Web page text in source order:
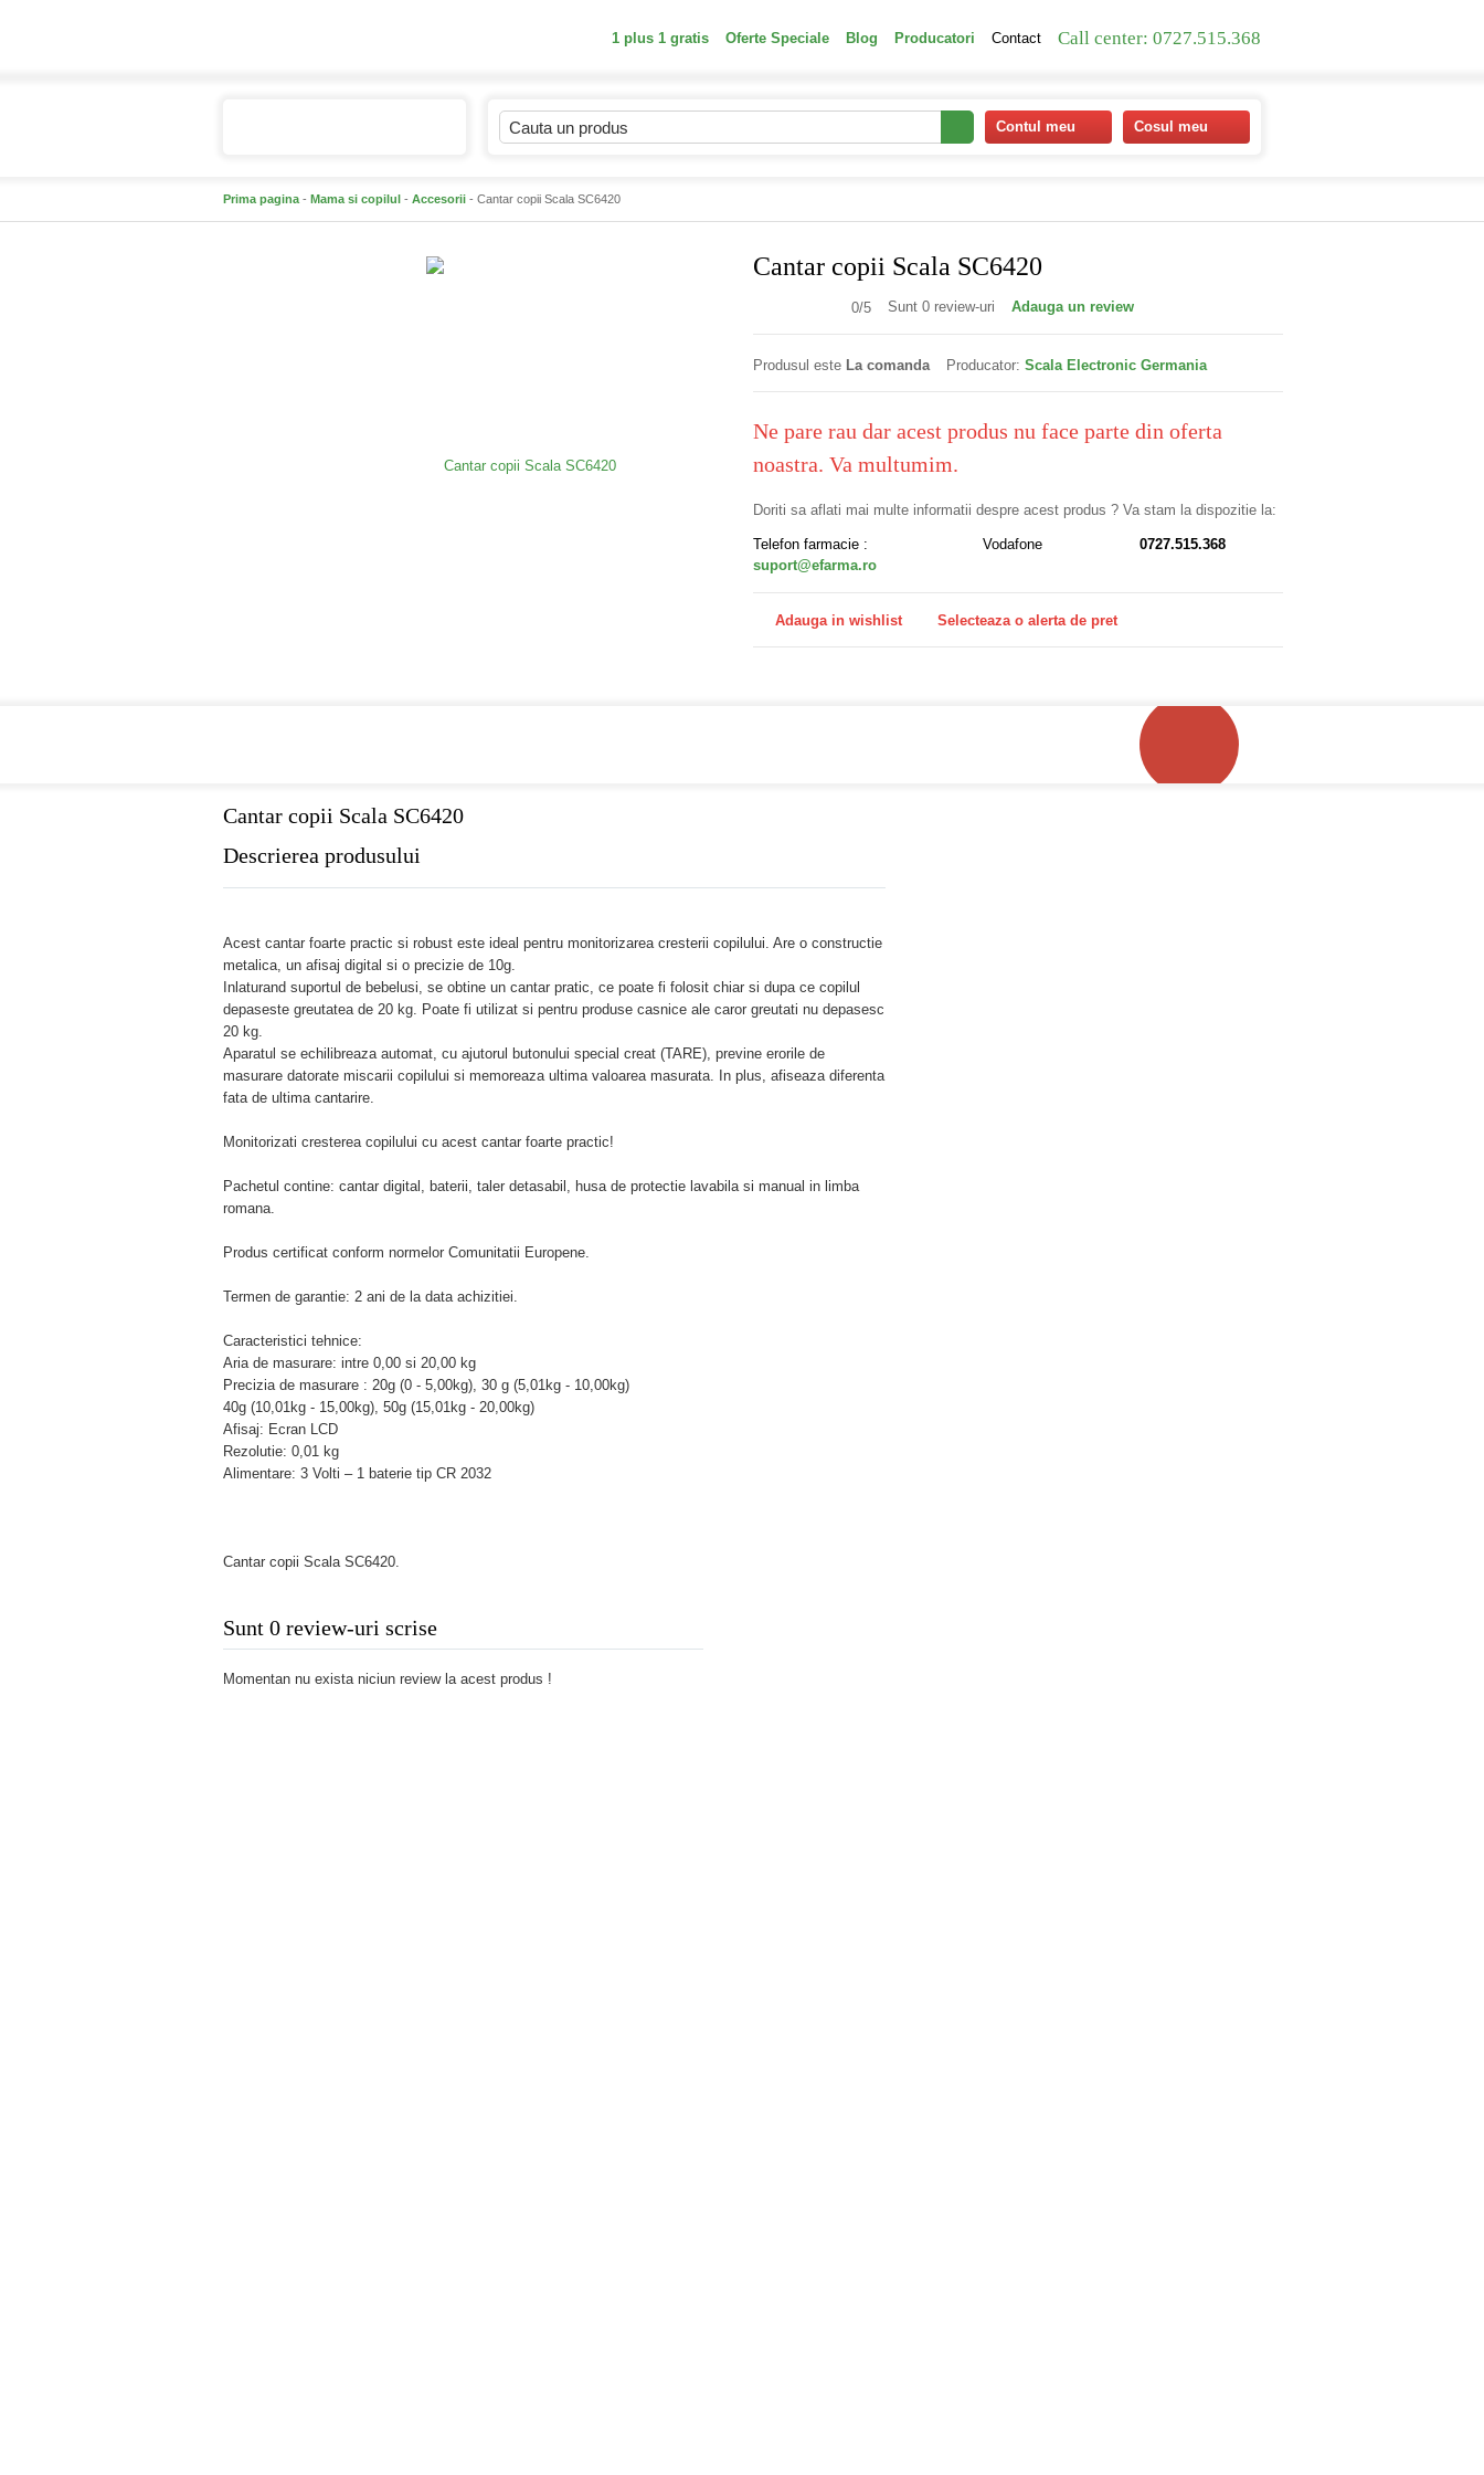
1 plus 1 gratis Oferte Speciale Blog Producatori Contact Call center: 0727.515.368
Contul meu Cosul meu
Prima pagina - Mama si copilul - Accesorii - Cantar copii Scala SC6420
Cantar copii Scala SC6420
0/5 Sunt 0 review-uri Adauga un review
Produsul este La comanda Producator: Scala Electronic Germania
Ne pare rau dar acest produs nu face parte din oferta
noastra. Va multumim.
Doriti sa aflati mai multe informatii despre acest produs ? Va stam la dispozitie la:
Telefon farmacie : Vodafone
0727.515.368
suport@efarma.ro
Adauga in wishlist Selecteaza o alerta de pret
Cantar copii Scala SC6420
Descrierea produsului
Acest cantar foarte practic si robust este ideal pentru monitorizarea cresterii copilului. Are o constructie
metalica, un afisaj digital si o precizie de 10g.
Inlaturand suportul de bebelusi, se obtine un cantar pratic, ce poate fi folosit chiar si dupa ce copilul
depaseste greutatea de 20 kg. Poate fi utilizat si pentru produse casnice ale caror greutati nu depasesc
20 kg.
Aparatul se echilibreaza automat, cu ajutorul butonului special creat (TARE), previne erorile de
masurare datorate miscarii copilului si memoreaza ultima valoarea masurata. In plus, afiseaza diferenta
fata de ultima cantarire.
Monitorizati cresterea copilului cu acest cantar foarte practic!
Pachetul contine: cantar digital, baterii, taler detasabil, husa de protectie lavabila si manual in limba
romana.
Produs certificat conform normelor Comunitatii Europene.
Termen de garantie: 2 ani de la data achizitiei.
Caracteristici tehnice:
Aria de masurare: intre 0,00 si 20,00 kg
Precizia de masurare : 20g (0 - 5,00kg), 30 g (5,01kg - 10,00kg)
40g (10,01kg - 15,00kg), 50g (15,01kg - 20,00kg)
Afisaj: Ecran LCD
Rezolutie: 0,01 kg
Alimentare: 3 Volti – 1 baterie tip CR 2032
Cantar copii Scala SC6420.
Sunt 0 review-uri scrise
Momentan nu exista niciun review la acest produs !